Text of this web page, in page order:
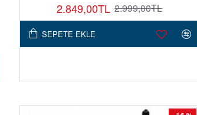
2.849,00TL 2.999,00TL
SEPETE EKLE